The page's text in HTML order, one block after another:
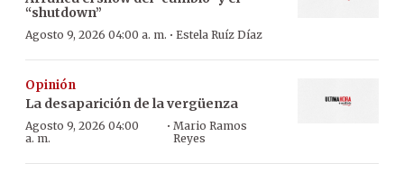
“shutdown”
Agosto 9, 2026 04:00 a. m. · Estela Ruíz Díaz
Opinión
La desaparición de la vergüenza
Agosto 9, 2026 04:00
a. m.
· Mario Ramos
Reyes